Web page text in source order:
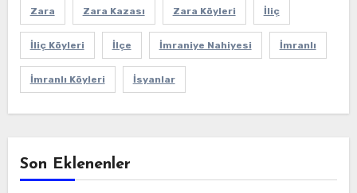
Zara Zara Kazası Zara Köyleri İliç
İliç Köyleri İlçe İmraniye Nahiyesi İmranlı
İmranlı Köyleri İsyanlar
Son Eklenenler